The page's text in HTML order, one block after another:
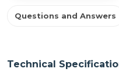
Questions and Answers
Technical